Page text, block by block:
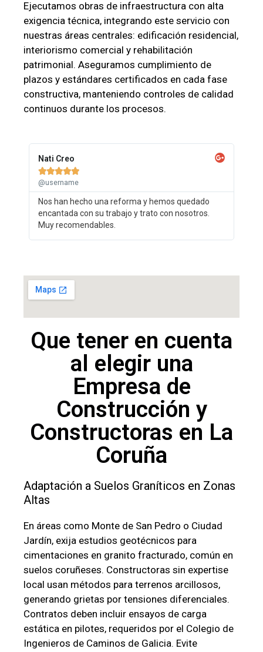
Ejecutamos obras de infraestructura con alta
exigencia técnica, integrando este servicio con
nuestras áreas centrales: edificación residencial,
interiorismo comercial y rehabilitación
patrimonial. Aseguramos cumplimiento de
plazos y estándares certificados en cada fase
constructiva, manteniendo controles de calidad
continuos durante los procesos.
Nati Creo

@username
Nos han hecho una reforma y hemos quedado
encantada con su trabajo y trato con nosotros.
Muy recomendables.
Que tener en cuenta
al elegir una
Empresa de
Construcción y
Constructoras en La
Coruña
Adaptación a Suelos Graníticos en Zonas
Altas
En áreas como Monte de San Pedro o Ciudad
Jardín, exija estudios geotécnicos para
cimentaciones en granito fracturado, común en
suelos coruñeses. Constructoras sin expertise
local usan métodos para terrenos arcillosos,
generando grietas por tensiones diferenciales.
Contratos deben incluir ensayos de carga
estática en pilotes, requeridos por el Colegio de
Ingenieros de Caminos de Galicia. Evite